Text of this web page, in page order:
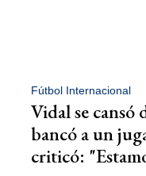
Fútbol Internacional
Vidal se cansó
bancó a un
criticó: